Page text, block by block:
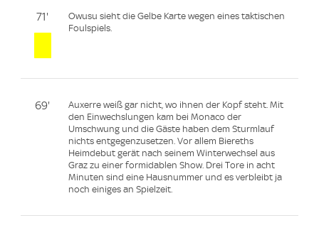
71'
Owusu sieht die Gelbe Karte wegen eines taktischen
Foulspiels.
69'
Auxerre weiß gar nicht, wo ihnen der Kopf steht. Mit
den Einwechslungen kam bei Monaco der
Umschwung und die Gäste haben dem Sturmlauf
nichts entgegenzusetzen. Vor allem Biereths
Heimdebut gerät nach seinem Winterwechsel aus
Graz zu einer formidablen Show. Drei Tore in acht
Minuten sind eine Hausnummer und es verbleibt ja
noch einiges an Spielzeit.